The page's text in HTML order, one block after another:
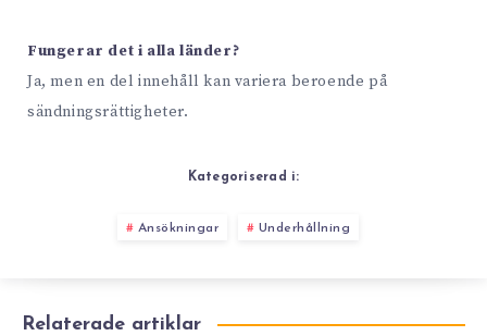
Fungerar det i alla länder?
Ja, men en del innehåll kan variera beroende på
sändningsrättigheter.
Kategoriserad i:
Ansökningar Underhållning
Relaterade artiklar